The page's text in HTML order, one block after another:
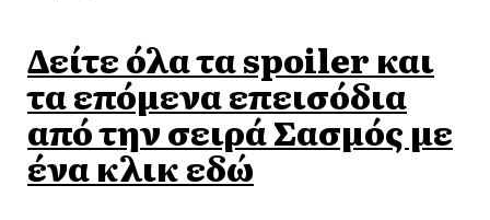
Δείτε όλα τα spoiler και
τα επόμενα επεισόδια
από την σειρά Σασμός με
ένα κλικ εδώ